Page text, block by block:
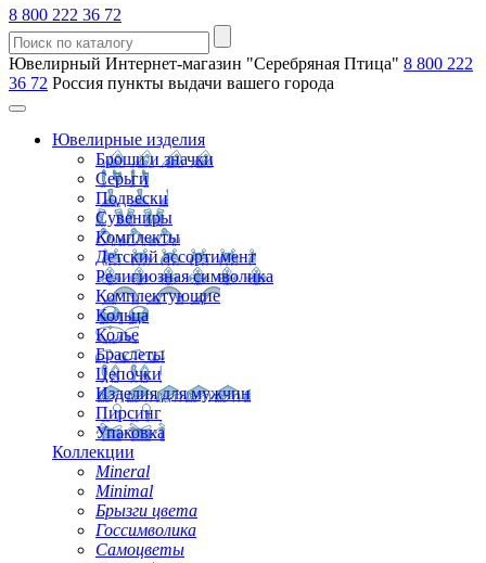
8 800 222 36 72
Ювелирный Интернет-магазин "Серебряная Птица" 8 800 222
36 72 Россия пункты выдачи вашего города
Ювелирные изделия
Броши и значки
Серьги
Подвески
Сувениры
Комплекты
Детский ассортимент
Религиозная символика
Комплектующие
Кольца
Колье
Браслеты
Цепочки
Изделия для мужчин
Пирсинг
Упаковка
Коллекции
Mineral
Minimal
Брызги цвета
Госсимволика
Самоцветы